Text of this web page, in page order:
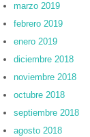
marzo 2019
febrero 2019
enero 2019
diciembre 2018
noviembre 2018
octubre 2018
septiembre 2018
agosto 2018